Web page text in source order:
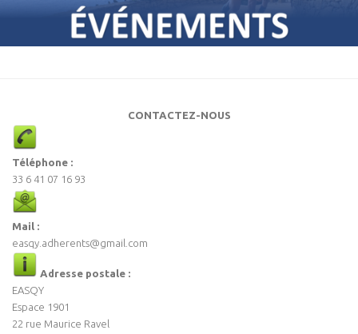
CONTACTEZ-NOUS
Téléphone :
33 6 41 07 16 93
Mail :
easqy.adherents@gmail.com
Adresse postale :
EASQY
Espace 1901
22 rue Maurice Ravel